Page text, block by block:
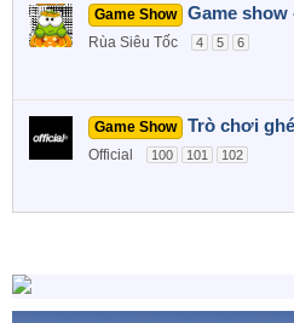
Game Show Game
Rùa Siêu Tốc 4 5 6
Game Show Trò chơi
Official 100 101 102